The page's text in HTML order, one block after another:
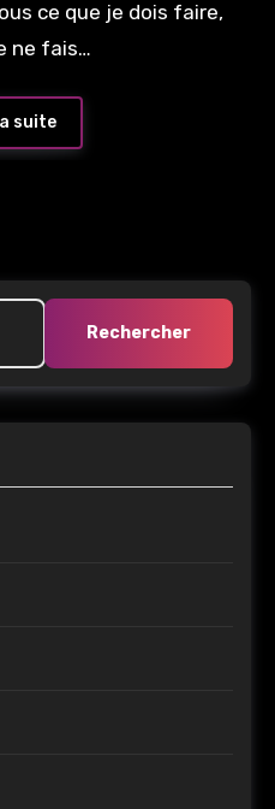
ce que je dois faire,
ne fais…
suite